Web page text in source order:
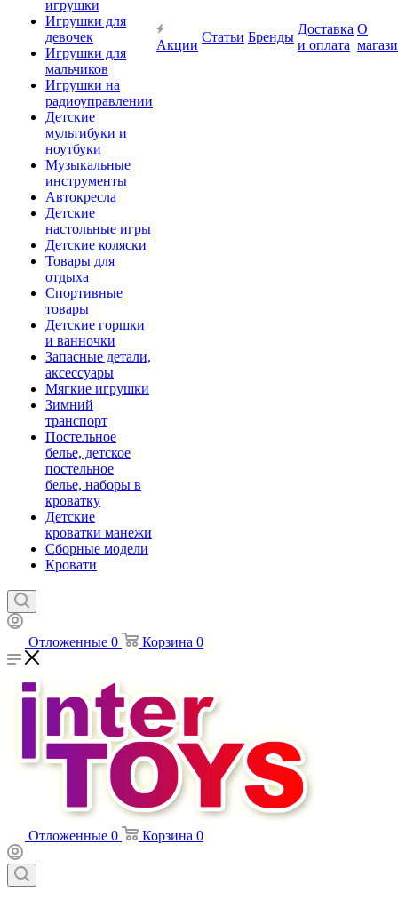
игрушки
Игрушки для
девочек
Игрушки для
мальчиков
Игрушки на
радиоуправлении
Детские
мультибуки и
ноутбуки
Музыкальные
инструменты
Автокресла
Детские
настольные игры
Детские коляски
Товары для
отдыха
Спортивные
товары
Детские горшки
и ванночки
Запасные детали,
аксессуары
Мягкие игрушки
Зимний
транспорт
Постельное
белье, детское
постельное
белье, наборы в
кроватку
Детские
кроватки манежи
Сборные модели
Кровати
Акции
Статьи Бренды
Доставка
и оплата
О
Отложенные 0 Корзина 0
Отложенные 0 Корзина 0